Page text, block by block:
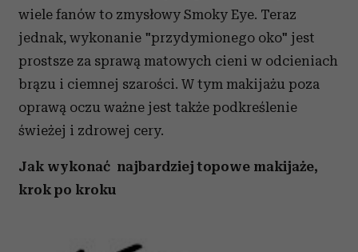
wiele fanów to zmysłowy Smoky Eye. Teraz
jednak, wykonanie "przydymionego oko" jest
prostsze za sprawą matowych cieni w odcieniach
brązu i ciemnej szarości. W tym makijażu poza
oprawą oczu ważne jest także podkreślenie
świeżej i zdrowej cery.
Jak wykonać najbardziej topowe makijaże,
krok po kroku